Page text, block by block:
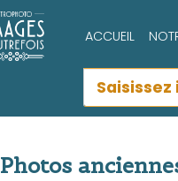
ACCUEIL
Photos